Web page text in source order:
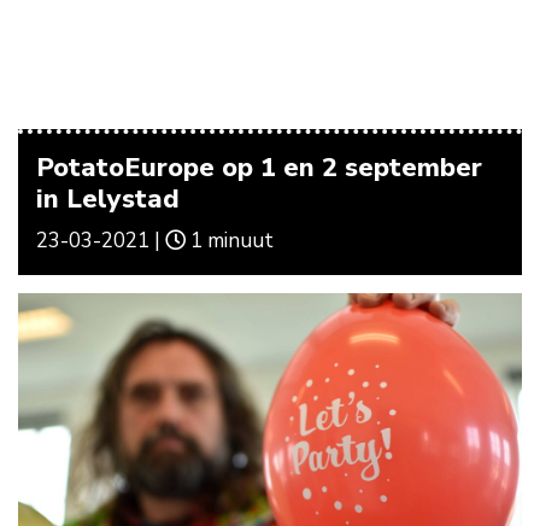
PotatoEurope op 1 en 2 september
in Lelystad
23-03-2021 | 1 minuut